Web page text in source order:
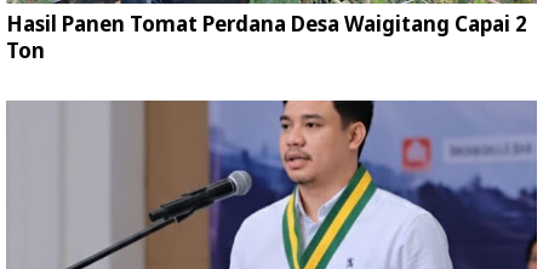
Hasil Panen Tomat Perdana Desa Waigitang Capai 2
Ton